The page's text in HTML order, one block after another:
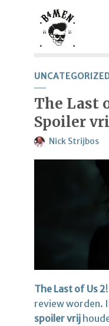
The Last
Spoiler
Nick Strijbos
The Last of Us 2
review worden.
spoiler vrij